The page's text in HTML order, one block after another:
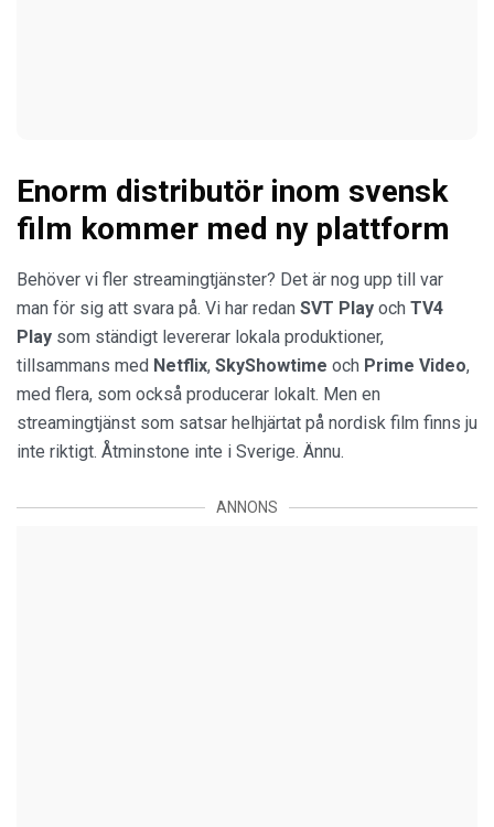
Enorm distributör inom svensk
film kommer med ny plattform
Behöver vi fler streamingtjänster? Det är nog upp till var
man för sig att svara på. Vi har redan SVT Play och TV4
Play som ständigt levererar lokala produktioner,
tillsammans med Netflix, SkyShowtime och Prime Video,
med flera, som också producerar lokalt. Men en
streamingtjänst som satsar helhjärtat på nordisk film finns ju
inte riktigt. Åtminstone inte i Sverige. Ännu.
ANNONS